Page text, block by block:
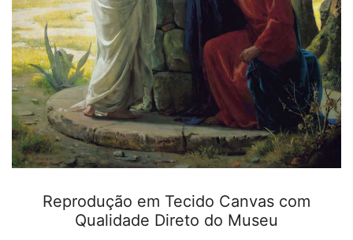
Reprodução em Tecido Canvas com
Qualidade Direto do Museu